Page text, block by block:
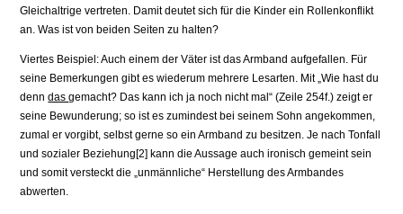
Gleichaltrige vertreten. Damit deutet sich für die Kinder ein Rollenkonflikt
an. Was ist von beiden Seiten zu halten?
Viertes Beispiel: Auch einem der Väter ist das Armband aufgefallen. Für
seine Bemerkungen gibt es wiederum mehrere Lesarten. Mit „Wie hast du
denndasgemacht? Das kann ich ja noch nicht mal“ (Zeile 254f.) zeigt er
seine Bewun­derung; so ist es zumindest bei seinem Sohn angekommen,
zumal er vorgibt, selbst gerne so ein Armband zu besitzen. Je nach Tonfall
und sozialer Bezie­hung[2] kann die Aussage auch ironisch gemeint sein
und somit versteckt die „unmännliche“ Herstellung des Armbandes
abwerten.